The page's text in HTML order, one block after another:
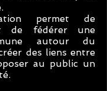
permet de
de fédérer une
autour du
des liens entre
au public un